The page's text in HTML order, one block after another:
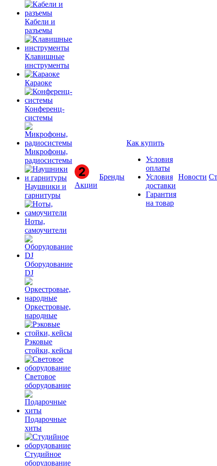
Кабели и
разъемы
Клавишные
инструменты
Караоке
Конференц-
системы
Микрофоны,
радиосистемы
Наушники и
гарнитуры
Ноты,
самоучители
Оборудование
DJ
Оркестровые,
народные
Рэковые
стойки, кейсы
Световое
оборудование
Подарочные
хиты
Студийное
оборудование
Акции
Бренды
Как купить
Условия
оплаты
Условия
доставки
Гарантия
на товар
Новости